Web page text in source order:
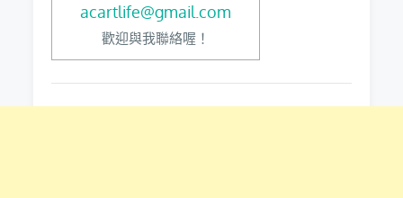
acartlife@gmail.com
歡迎與我聯絡喔！